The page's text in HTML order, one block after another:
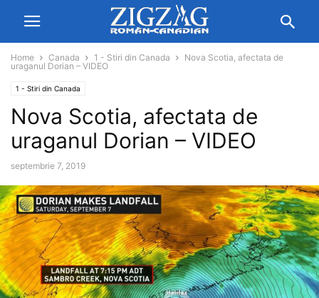
Home Canada 1 - Stiri din Canada
Nova Scotia, afectata de
uraganul Dorian – VIDEO
1 - Stiri din Canada
Nova Scotia, afectata de
uraganul Dorian – VIDEO
septembrie 7, 2019